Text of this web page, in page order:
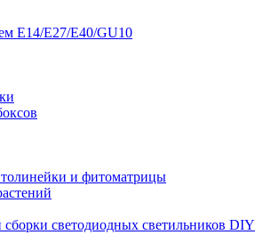
Е14/Е27/Е40/GU10
и фитоматрицы
светодиодных светильников DIY